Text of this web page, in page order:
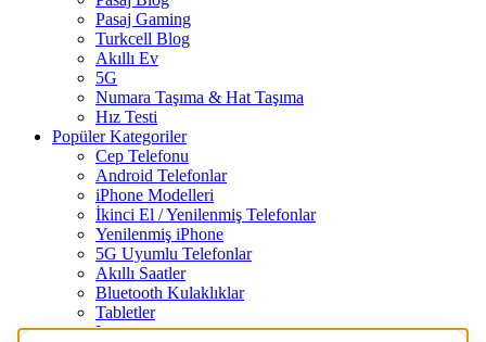
Pasaj Gaming
Turkcell Blog
Akıllı Ev
5G
Numara Taşıma & Hat Taşıma
Hız Testi
Popüler Kategoriler
Cep Telefonu
Android Telefonlar
iPhone Modelleri
İkinci El / Yenilenmiş Telefonlar
Yenilenmiş iPhone
5G Uyumlu Telefonlar
Akıllı Saatler
Bluetooth Kulaklıklar
Tabletler
Laptop